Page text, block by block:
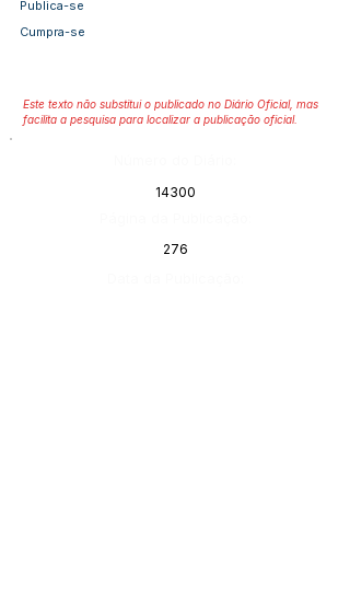
Publica-se
Cumpra-se
Este texto não substitui o publicado no Diário Oficial, mas
facilita a pesquisa para localizar a publicação oficial.
14300
276